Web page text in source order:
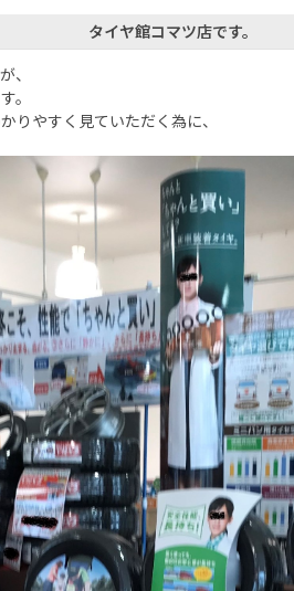
タイヤ館コマツ店です。
、
。
りやすく見ていただく為に、